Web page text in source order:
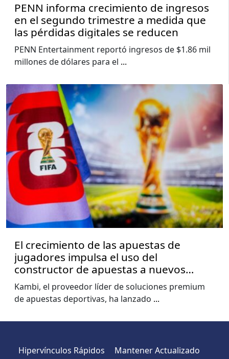
PENN informa crecimiento de ingresos
en el segundo trimestre a medida que
las pérdidas digitales se reducen
PENN Entertainment reportó ingresos de $1.86 mil
millones de dólares para el ...
El crecimiento de las apuestas de
jugadores impulsa el uso del
constructor de apuestas a nuevos
niveles, muestra el informe de la Copa
del Mundo de Kambi
Kambi, el proveedor líder de soluciones premium
de apuestas deportivas, ha lanzado ...
Hipervínculos Rápidos
Mantener Actualizado